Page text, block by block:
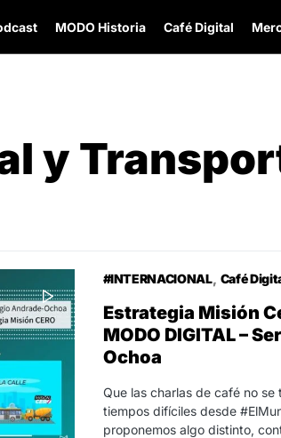
MODO Historia Café Digital
y
#INTERNACIONAL Café
Estrategia Misión
MODO DIGITAL –
Ochoa
Que las charlas de café no se
tiempos difíciles desde
proponemos algo distinto,